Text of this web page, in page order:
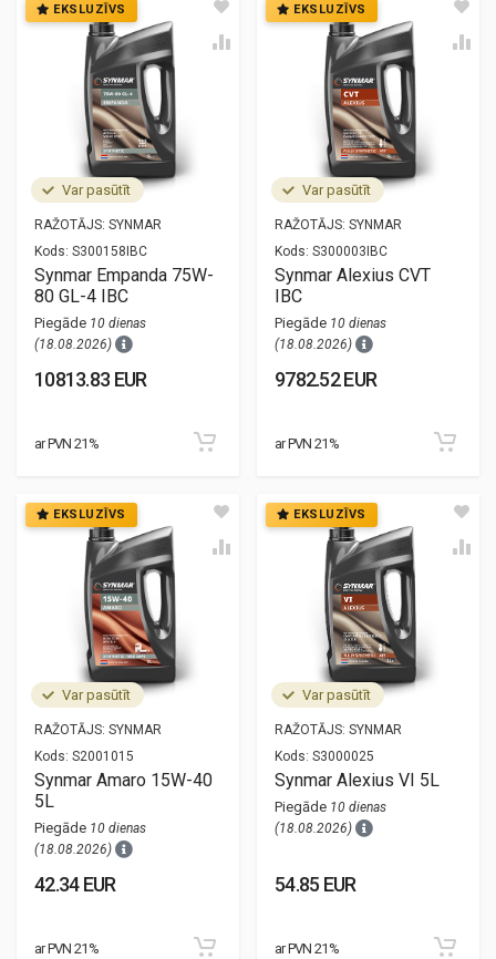
EKSLUZĪVS
Var pasūtīt
RAŽOTĀJS: SYNMAR
Kods: S300158IBC
Synmar Empanda 75W-
80 GL-4 IBC
Piegāde 10 dienas
(18.08.2026)
10813.83 EUR
ar PVN 21%
EKSLUZĪVS
Var pasūtīt
RAŽOTĀJS: SYNMAR
Kods: S300003IBC
Synmar Alexius CVT
IBC
Piegāde 10 dienas
(18.08.2026)
9782.52 EUR
ar PVN 21%
EKSLUZĪVS
Var pasūtīt
RAŽOTĀJS: SYNMAR
Kods: S2001015
Synmar Amaro 15W-40
5L
Piegāde 10 dienas
(18.08.2026)
42.34 EUR
ar PVN 21%
EKSLUZĪVS
Var pasūtīt
RAŽOTĀJS: SYNMAR
Kods: S3000025
Synmar Alexius VI 5L
Piegāde 10 dienas
(18.08.2026)
54.85 EUR
ar PVN 21%